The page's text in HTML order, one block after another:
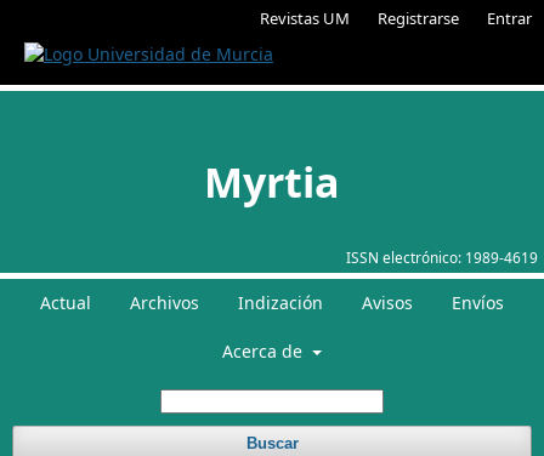
Revistas UM Registrarse Entrar
ISSN electrónico: 1989-4619
Myrtia
Actual Archivos Indización Avisos Envíos
Acerca de
Buscar